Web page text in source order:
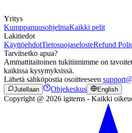
Yritys
KumppanuusohjelmaKaikki pelit
Lakitiedot
KäyttöehdotTietosuojaselosteRefund
Tarvitsetko apua?
Ammattitaitoinen tukitiimimme on
kaikissa kysymyksissä.
Lähetä sähköpostia osoitteeseen
Jutellaan Ohjekeskus English
Copyright @ 2026 igitems - Kaikki